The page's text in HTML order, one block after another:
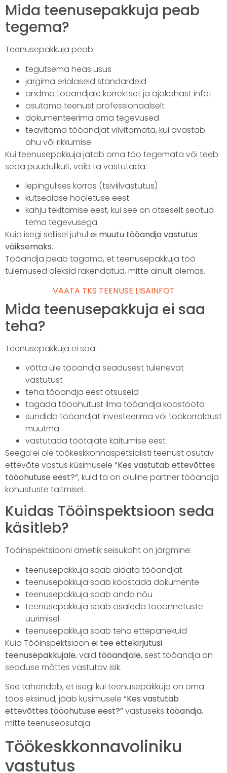
Mida teenusepakkuja peab
tegema?
Teenusepakkuja peab:
tegutsema heas usus
järgima erialaseid standardeid
andma tööandjale korrektset ja ajakohast infot
osutama teenust professionaalselt
dokumenteerima oma tegevused
teavitama tööandjat viivitamata, kui avastab
ohu või rikkumise
Kui teenusepakkuja jätab oma töö tegemata või teeb
seda puudulikult, võib ta vastutada:
lepingulises korras (tsiviilvastutus)
kutsealase hooletuse eest
kahju tekitamise eest, kui see on otseselt seotud
tema tegevusega
Kuid isegi sellisel juhul ei muutu tööandja vastutus
väiksemaks.
Tööandja peab tagama, et teenusepakkuja töö
tulemused oleksid rakendatud, mitte ainult olemas.
VAATA TKS TEENUSE LISAINFOT
Mida teenusepakkuja ei saa
teha?
Teenusepakkuja ei saa:
võtta üle tööandja seadusest tulenevat
vastutust
teha tööandja eest otsuseid
tagada tööohutust ilma tööandja koostööta
sundida tööandjat investeerima või töökorraldust
muutma
vastutada töötajate käitumise eest
Seega ei ole töökeskkonnaspetsialisti teenust osutav
ettevõte vastus küsimusele “Kes vastutab ettevõttes
tööohutuse eest?”, kuid ta on oluline partner tööandja
kohustuste täitmisel.
Kuidas Tööinspektsioon seda
käsitleb?
Tööinspektsiooni ametlik seisukoht on järgmine:
teenusepakkuja saab aidata tööandjat
teenusepakkuja saab koostada dokumente
teenusepakkuja saab anda nõu
teenusepakkuja saab osaleda tööõnnetuste
uurimisel
teenusepakkuja saab teha ettepanekuid
Kuid Tööinspektsioon ei tee ettekirjutusi
teenusepakkujale, vaid tööandjale, sest tööandja on
seaduse mõttes vastutav isik.
See tähendab, et isegi kui teenusepakkuja on oma
töös eksinud, jääb küsimusele “Kes vastutab
ettevõttes tööohutuse eest?”vastuseks tööandja,
mitte teenuseosutaja.
Töökeskkonnavoliniku
vastutus